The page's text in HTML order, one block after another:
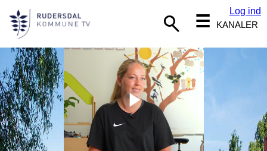
Log ind
☰ KANALER